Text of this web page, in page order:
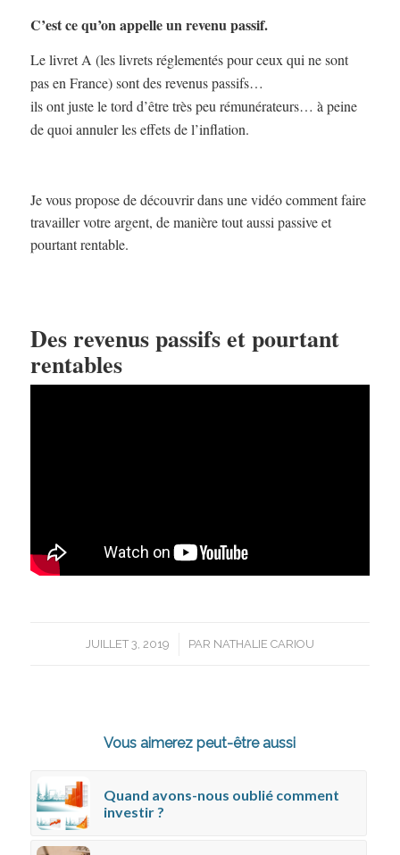
C’est ce qu’on appelle un revenu passif.
Le livret A (les livrets réglementés pour ceux qui ne sont
pas en France) sont des revenus passifs…
ils ont juste le tord d’être très peu rémunérateurs… à peine
de quoi annuler les effets de l’inflation.
Je vous propose de découvrir dans une vidéo comment faire
travailler votre argent, de manière tout aussi passive et
pourtant rentable.
Des revenus passifs et pourtant
rentables
JUILLET 3, 2019
/ PAR NATHALIE CARIOU
Vous aimerez peut-être aussi
Quand avons-nous oublié comment
investir ?